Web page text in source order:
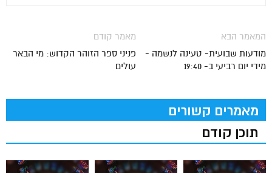
מאמר קודם
פניני ספר הזוהר הקדוש: מי הבאר
עולים
המאמר הבא
מודעות שבועית- טעינה לנשמה -
מידי יום רביעי ב- 19:40
מאמרים קשורים
תוכן קודם